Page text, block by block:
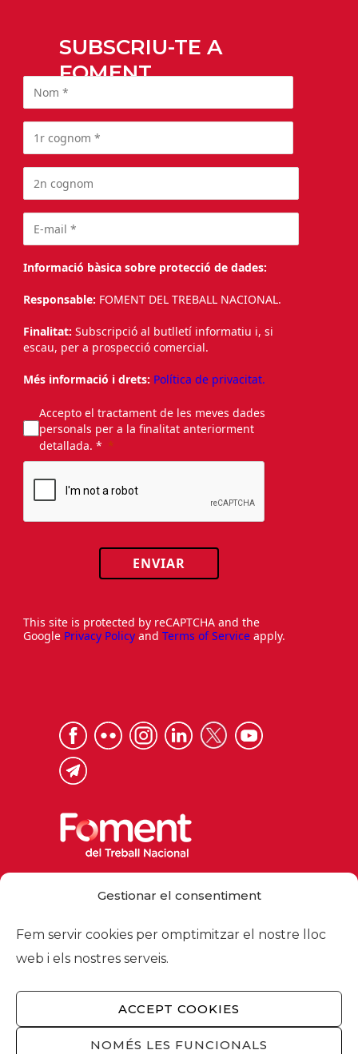
Gestionar el consentiment
Fem servir cookies per omptimitzar el nostre lloc
web i els nostres serveis.
ACCEPT COOKIES
NOMÉS LES FUNCIONALS
SUBSCRIU-TE A
FOMENT
Informació bàsica sobre protecció de dades:
Responsable: FOMENT DEL TREBALL NACIONAL.
Finalitat: Subscripció al butlletí informatiu i, si
escau, per a prospecció comercial.
Més informació i drets: Política de privacitat.
Accepto el tractament de les meves dades
personals per a la finalitat anteriorment
detallada. *
ENVIAR
This site is protected by reCAPTCHA and the
Google Privacy Policy and Terms of Service apply.
foment@foment.com
© 2026 - Foment del Treball Nacional
Nosaltres